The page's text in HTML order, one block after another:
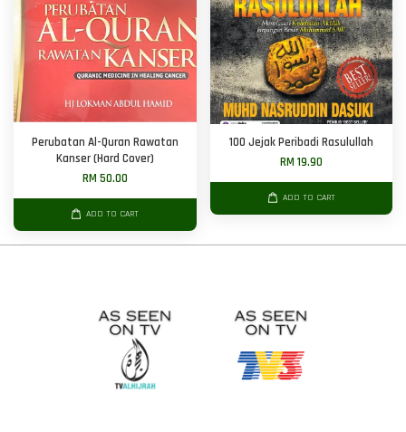
Perubatan Al-Quran Rawatan
Kanser (Hard Cover)
RM 50.00
ADD TO CART
100 Jejak Peribadi Rasulullah
RM 19.90
ADD TO CART